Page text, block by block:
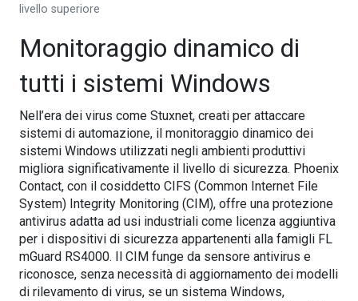
livello superiore
Monitoraggio dinamico di
tutti i sistemi Windows
Nell’era dei virus come Stuxnet, creati per attaccare
sistemi di automazione, il monitoraggio dinamico dei
sistemi Windows utilizzati negli ambienti produttivi
migliora significativamente il livello di sicurezza. Phoenix
Contact, con il cosiddetto CIFS (Common Internet File
System) Integrity Monitoring (CIM), offre una protezione
antivirus adatta ad usi industriali come licenza aggiuntiva
per i dispositivi di sicurezza appartenenti alla famigli FL
mGuard RS4000. Il CIM funge da sensore antivirus e
riconosce, senza necessità di aggiornamento dei modelli
di rilevamento di virus, se un sistema Windows,